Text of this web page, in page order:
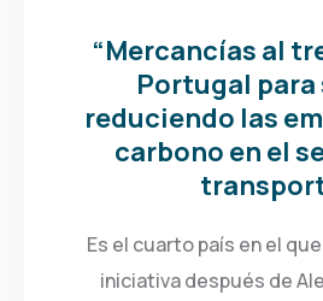
“Mercancías al
Portugal
reduciendo las
carbono en el
Es el cuarto país en el
iniciativa después de